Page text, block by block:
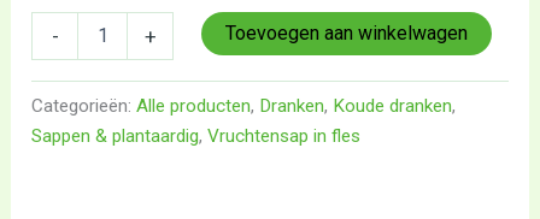
- + Toevoegen aan winkelwagen
Categorieën:Alle producten, Dranken, Koude dranken,
Sappen & plantaardig,Vruchtensap in fles